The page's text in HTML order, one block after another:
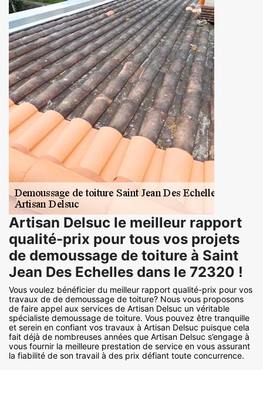
Artisan Delsuc le meilleur rapport
qualité-prix pour tous vos projets
de demoussage de toiture à Saint
Jean Des Echelles dans le 72320 !
Vous voulez bénéficier du meilleur rapport qualité-prix pour vos
travaux de de demoussage de toiture? Nous vous proposons
de faire appel aux services de Artisan Delsuc un véritable
spécialiste demoussage de toiture. Vous pouvez être tranquille
et serein en confiant vos travaux à Artisan Delsuc puisque cela
fait déjà de nombreuses années que Artisan Delsuc s’engage à
vous fournir la meilleure prestation de service en vous assurant
la fiabilité de son travail à des prix défiant toute concurrence.